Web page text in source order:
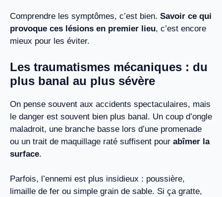
Comprendre les symptômes, c’est bien. Savoir ce qui
provoque ces lésions en premier lieu, c’est encore
mieux pour les éviter.
Les traumatismes mécaniques : du
plus banal au plus sévère
On pense souvent aux accidents spectaculaires, mais
le danger est souvent bien plus banal. Un coup d’ongle
maladroit, une branche basse lors d’une promenade
ou un trait de maquillage raté suffisent pour abîmer la
surface.
Parfois, l’ennemi est plus insidieux : poussière,
limaille de fer ou simple grain de sable. Si ça gratte,